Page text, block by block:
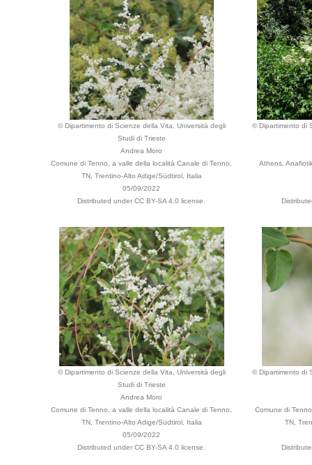
© Dipartimento di Scienze della Vita, Università degli
Studi di Trieste
Andrea Moro
Comune di Tenno, a valle della località Canale di Tenno,
TN, Trentino-Alto Adige/Südtirol, Italia
05/09/2022
Distributed under CC BY-SA 4.0 license.
© Dipartimento di
Athens,
© Dipartimento di Scienze della Vita, Università degli
Studi di Trieste
Andrea Moro
Comune di Tenno, a valle della località Canale di Tenno,
TN, Trentino-Alto Adige/Südtirol, Italia
05/09/2022
Distributed under CC BY-SA 4.0 license.
© Dipartimento di
Comune di
TN,